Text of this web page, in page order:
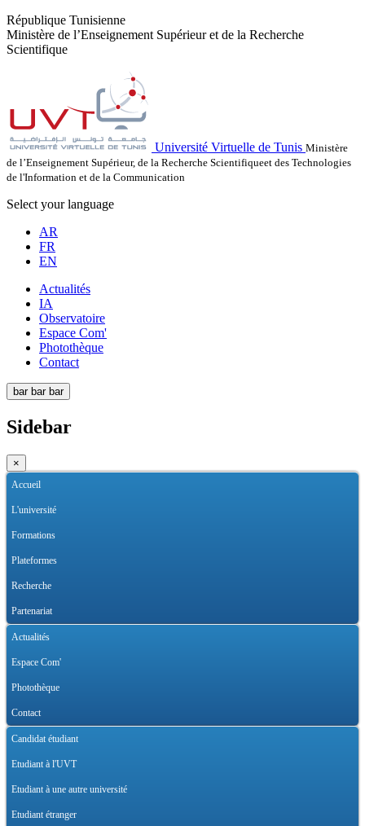
République Tunisienne
Ministère de l’Enseignement Supérieur et de la Recherche
Scientifique
Université Virtuelle de Tunis Ministère
de l’Enseignement Supérieur, de la Recherche Scientifiqueet des Technologies
de l'Information et de la Communication
Select your language
AR
FR
EN
Actualités
IA
Observatoire
Espace Com'
Photothèque
Contact
bar bar bar
Sidebar
×
Accueil
L'université
Formations
Plateformes
Recherche
Partenariat
Actualités
Espace Com'
Photothèque
Contact
Candidat étudiant
Etudiant à l'UVT
Etudiant à une autre université
Etudiant étranger